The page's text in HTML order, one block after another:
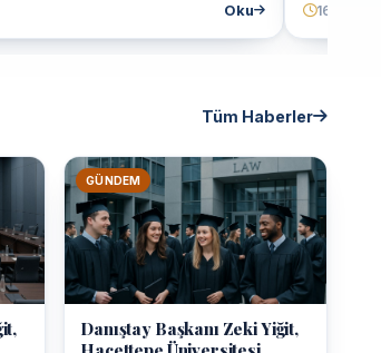
Oku 16 dk
Tüm Haberler
GÜNDEM
Danıştay Başkanı Zeki Yiğit,